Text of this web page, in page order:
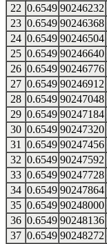
22 0.6549 90246232
23 0.6549 90246368
24 0.6549 90246504
25 0.6549 90246640
26 0.6549 90246776
27 0.6549 90246912
28 0.6549 90247048
29 0.6549 90247184
30 0.6549 90247320
31
0.6549 90247456
32 0.6549 90247592
33 0.6549 90247728
34 0.6549 90247864
35 0.6549 90248000
36 0.6549 90248136
37 0.6549 90248272